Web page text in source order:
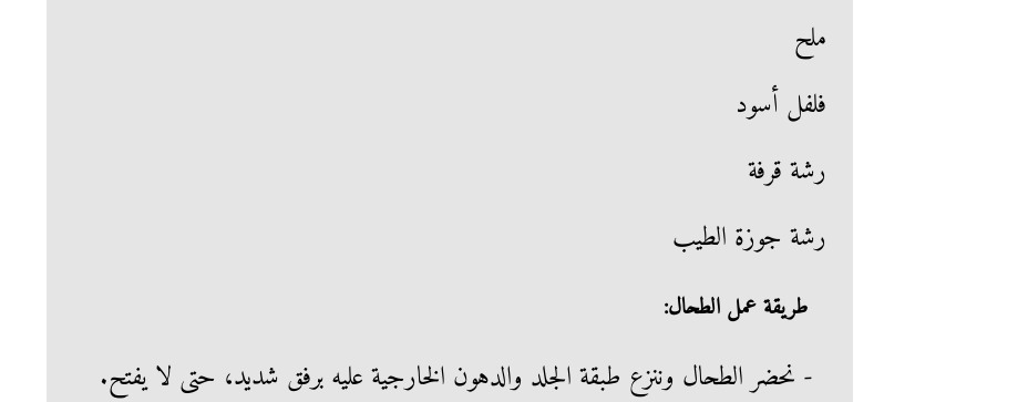
ملح
فلفل أسود
رشة قرفة
رشة جوزة الطيب
طريقة عمل الطحال:
- نحضر الطحال وننزع طبقة الجلد والدهون الخارجية عليه برفق شديد، حتى لا يفتح.